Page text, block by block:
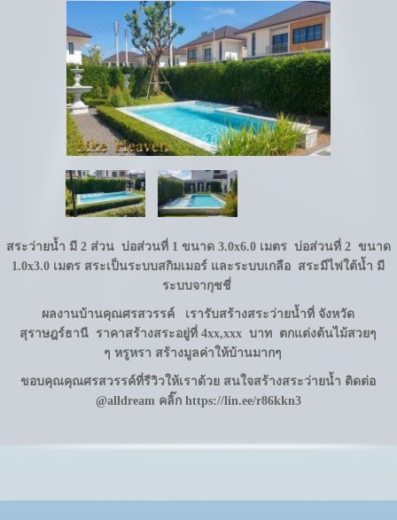
สระว่ายน้ำ มี 2 ส่วน บ่อส่วนที่ 1 ขนาด 3.0x6.0 เมตร บ่อส่วนที่ 2 ขนาด
1.0x3.0 เมตร สระเป็นระบบสกิมเมอร์ และระบบเกลือ สระมีไฟใต้น้ำ มี
ระบบจากุชชี่
ผลงานบ้านคุณศรสวรรค์ เรารับสร้างสระว่ายน้ำที่ จังหวัด
สุราษฎร์ธานี ราคาสร้างสระอยู่ที่ 4xx,xxx บาท ตกแต่งต้นไม้สวยๆ
ๆ หรูหรา สร้างมูลค่าให้บ้านมากๆ
ขอบคุณคุณศรสวรรค์ที่รีวิวให้เราด้วย สนใจสร้างสระว่ายน้ำ ติดต่อ
@alldream คลิ๊ก https://lin.ee/r86kkn3